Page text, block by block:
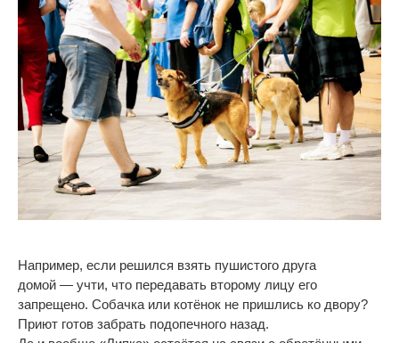
Например, если решился взять пушистого друга
домой — учти, что передавать второму лицу его
запрещено. Собачка или котёнок не пришлись ко двору?
Приют готов забрать подопечного назад.